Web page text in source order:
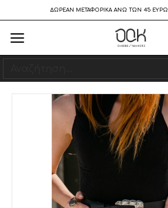
ΔΩΡΕΑΝ ΜΕΤΑΦΟΡΙΚΑ ΑΝΩ ΤΩΝ 45 ΕΥΡΩ